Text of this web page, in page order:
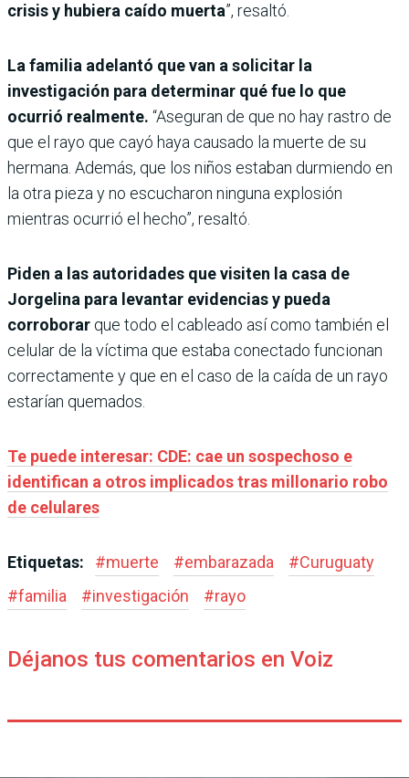
crisis y hubiera caído muerta”, resaltó.
La familia adelantó que van a solicitar la
investigación para determinar qué fue lo que
ocurrió realmente. “Aseguran de que no hay rastro de
que el rayo que cayó haya causado la muerte de su
hermana. Además, que los niños estaban durmiendo en
la otra pieza y no escucharon ninguna explosión
mientras ocurrió el hecho”, resaltó.
Piden a las autoridades que visiten la casa de
Jorgelina para levantar evidencias y pueda
corroborar que todo el cableado así como también el
celular de la víctima que estaba conectado funcionan
correctamente y que en el caso de la caída de un rayo
estarían quemados.
Te puede interesar: CDE: cae un sospechoso e
identifican a otros implicados tras millonario robo
de celulares
Etiquetas: #muerte #embarazada #Curuguaty
#familia #investigación #rayo
Déjanos tus comentarios en Voiz